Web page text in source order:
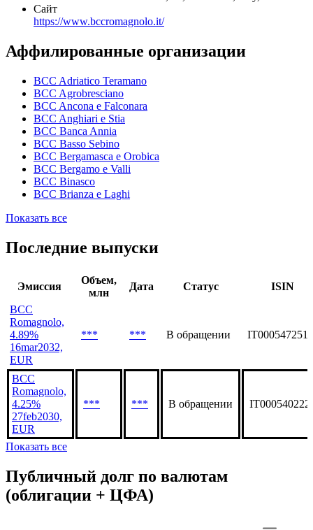
Сайт
https://www.bccromagnolo.it/
Аффилированные организации
BCC Adriatico Teramano
BCC Agrobresciano
BCC Ancona e Falconara
BCC Anghiari e Stia
BCC Banca Annia
BCC Basso Sebino
BCC Bergamasca e Orobica
BCC Bergamo e Valli
BCC Binasco
BCC Brianza e Laghi
Показать все
Последние выпуски
Эмиссия
Объем,
млн
Дата Статус
ISIN
BCC
Romagnolo,
4.89%
16mar2032,
EUR
*** *** В обращении IT0005472516
BCC
Romagnolo,
4.25%
27feb2030,
EUR
*** *** В обращении
Показать все
Публичный долг по валютам
(облигации + ЦФА)